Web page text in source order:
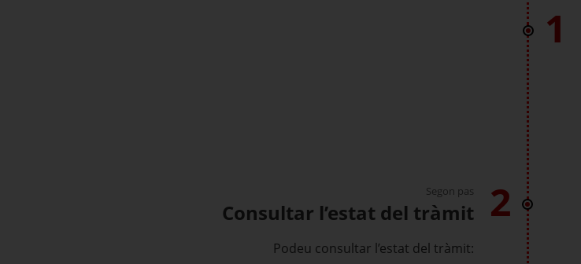
1
2
Segon pas
Consultar l’estat del tràmit
Podeu consultar l’estat del tràmit: